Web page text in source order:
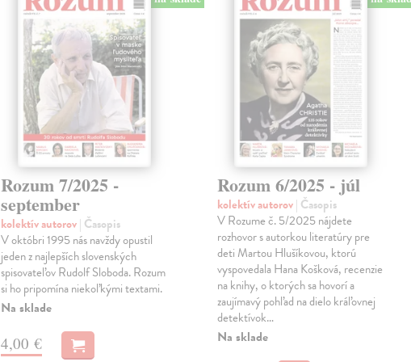
Rozum 7/2025 -
september
kolektív autorov| Časopis
V októbri 1995 nás navždy opustil
jeden z najlepších slovenských
spisovateľov Rudolf Sloboda. Rozum
si ho pripomína niekoľkými textami.
Na sklade
4,00 €
Rozum 6/2025 - júl
kolektív autorov| Časopis
V Rozume č. 5/2025 nájdete
rozhovor s autorkou literatúry pre
deti Martou Hlušíkovou, ktorú
vyspovedala Hana Košková, recenzie
na knihy, o ktorých sa hovorí a
zaujímavý pohľad na dielo kráľovnej
detektívok…
Na sklade